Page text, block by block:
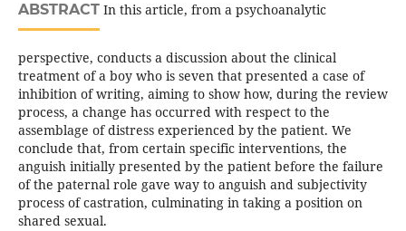
ABSTRACTIn this article, from a psychoanalytic
perspective, conducts a discussion about the clinical
treatment of a boy who is seven that presented a case of
inhibition of writing, aiming to show how, during the review
process, a change has occurred with respect to the
assemblage of distress experienced by the patient. We
conclude that, from certain specific interventions, the
anguish initially presented by the patient before the failure
of the paternal role gave way to anguish and subjectivity
process of castration, culminating in taking a position on
shared sexual.